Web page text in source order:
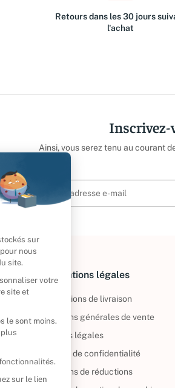
Retours dans les 30 jours
l'achat
Inscrivez-
Ainsi, vous serez tenu au courant
Informations légales
Informations de livraison
Conditions générales de vente
Mentions légales
Politique de confidentialité
Conditions de réductions